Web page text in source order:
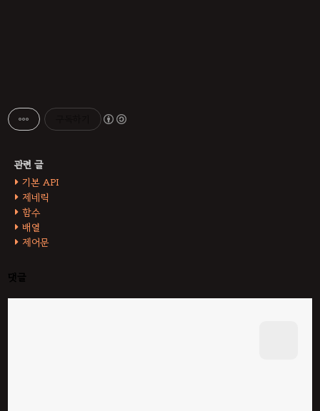
기본 API
제네릭
함수
배열
제어문
댓글